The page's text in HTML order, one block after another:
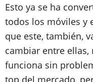
Esto ya se ha
todos los móviles y
que este, también,
cambiar entre
funciona sin
top del mercado,